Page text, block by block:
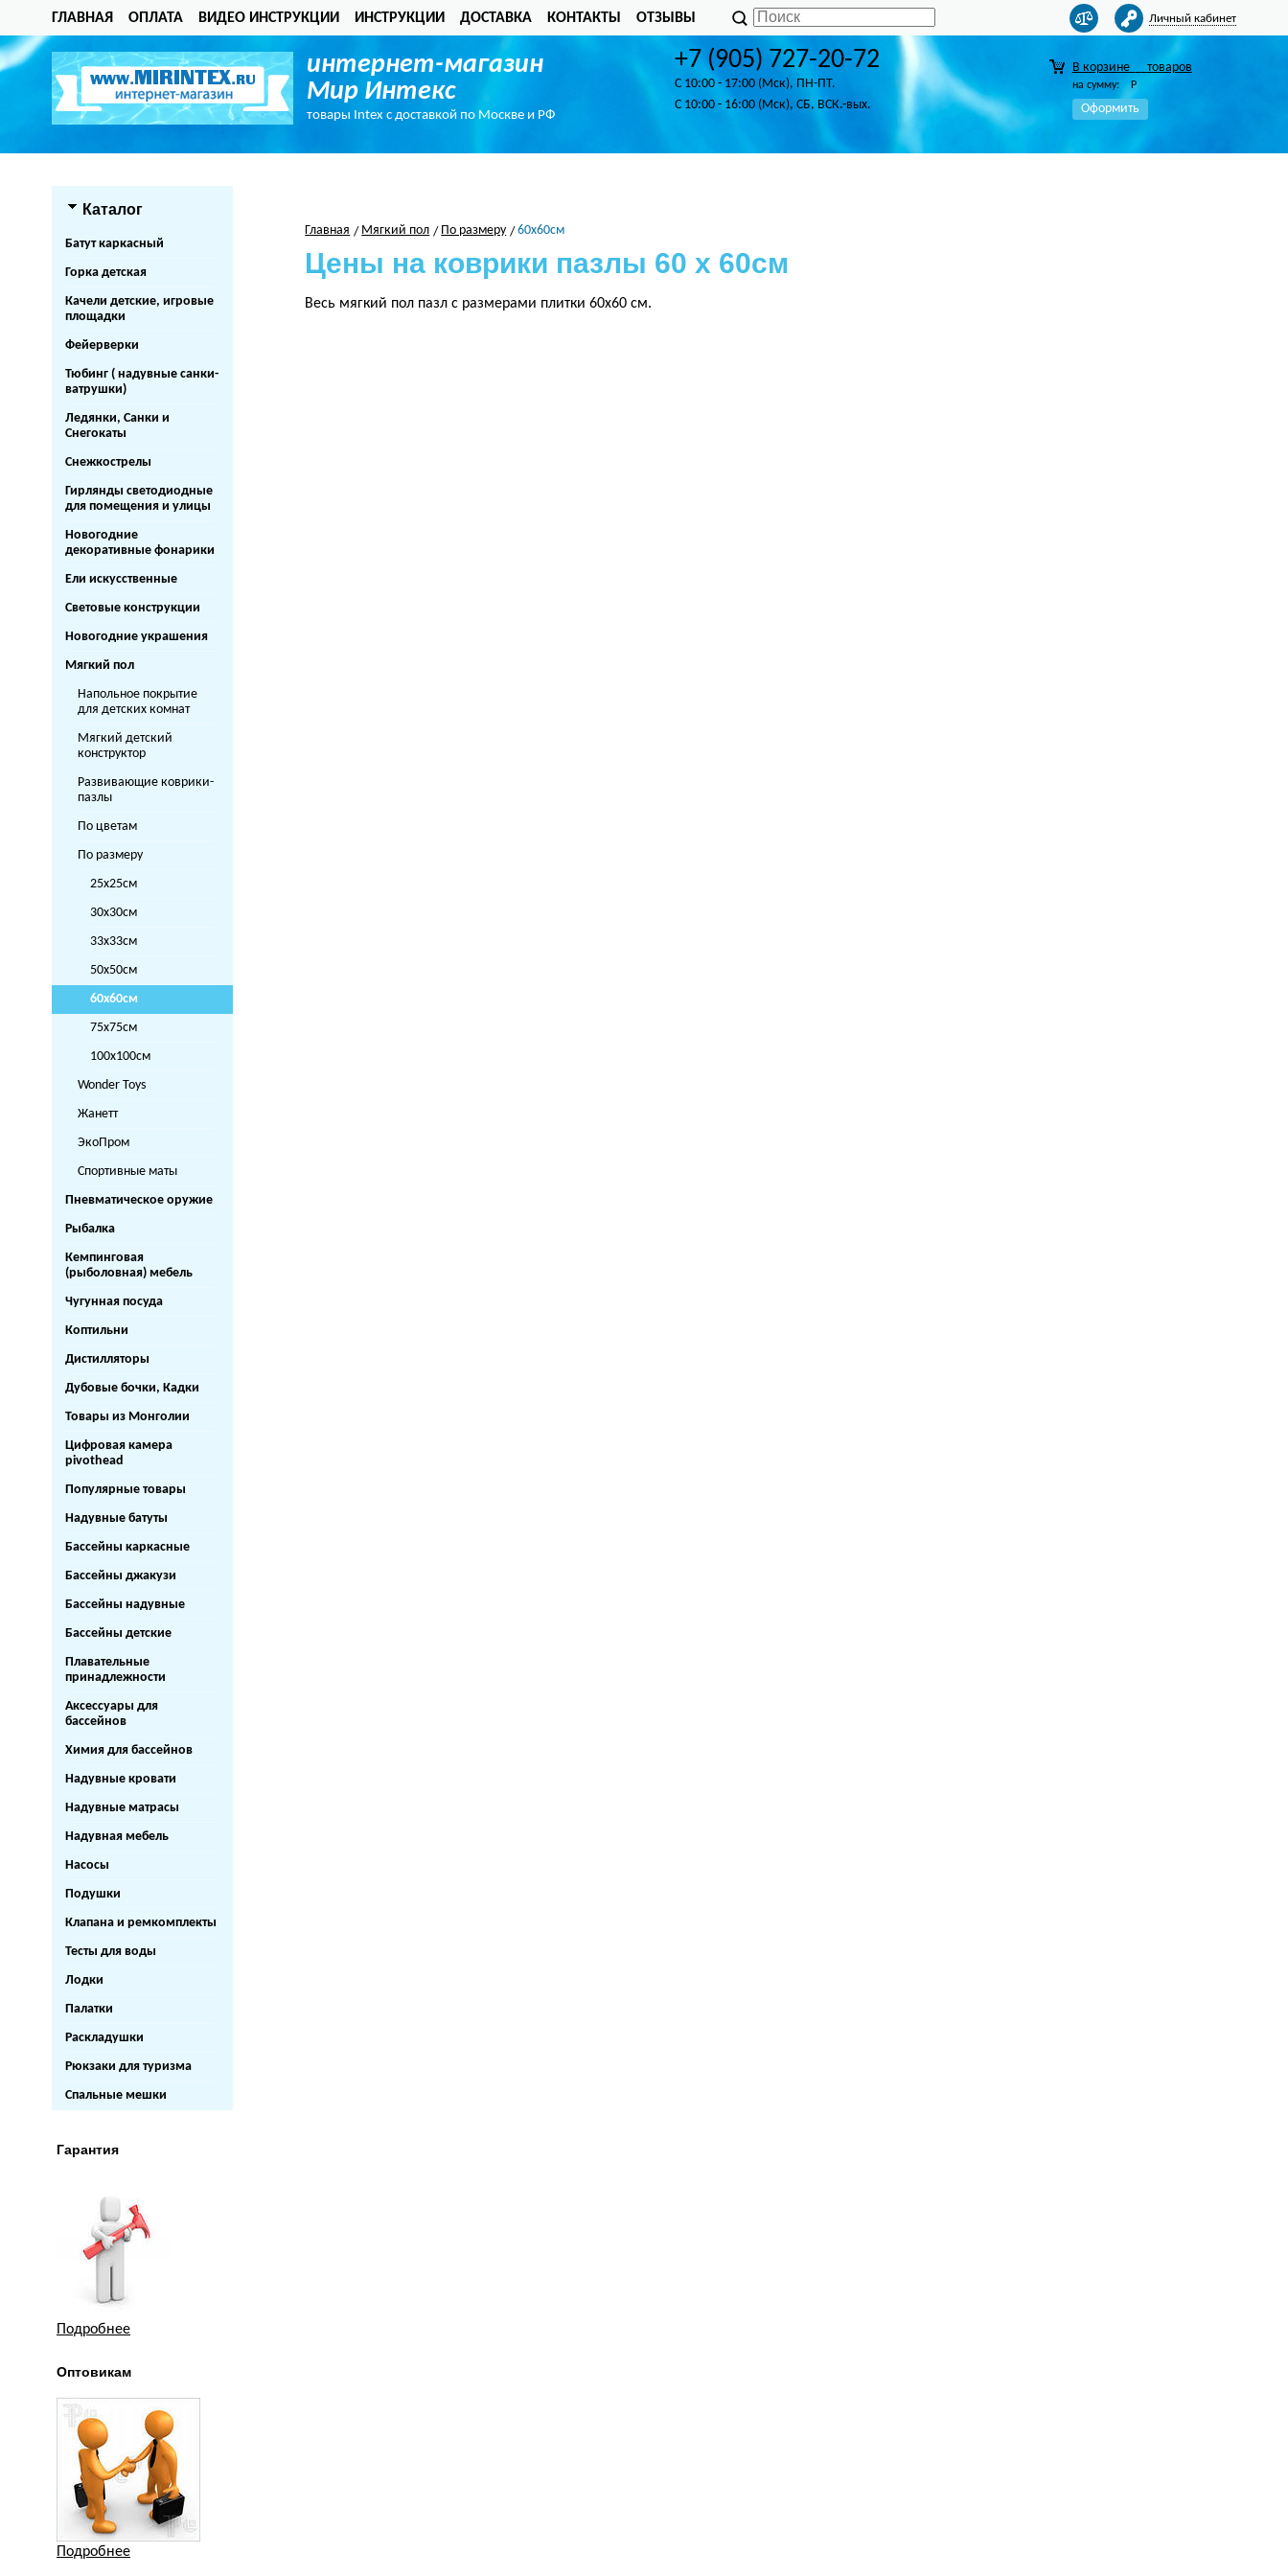
ГЛАВНАЯ ОПЛАТА ВИДЕО ИНСТРУКЦИИ ИНСТРУКЦИИ ДОСТАВКА КОНТАКТЫ ОТЗЫВЫ Личный кабинет
интернет-магазин
Мир Интекс
товары Intex с доставкой по Москве и РФ
+7 (905) 727-20-72
C 10:00 - 17:00 (Мск), ПН-ПТ.
C 10:00 - 16:00 (Мск), СБ, ВСК.-вых.
В корзине товаров
на сумму: Р
Оформить
Каталог
Батут каркасный
Горка детская
Качели детские, игровые
площадки
Фейерверки
Тюбинг ( надувные санки-
ватрушки)
Ледянки, Санки и
Снегокаты
Снежкострелы
Гирлянды светодиодные
для помещения и улицы
Новогодние
декоративные фонарики
Ели искусственные
Световые конструкции
Новогодние украшения
Мягкий пол
Напольное покрытие
для детских комнат
Мягкий детский
конструктор
Развивающие коврики-
пазлы
По цветам
По размеру
25x25см
30x30см
33x33см
50x50см
60x60см
75x75см
100x100см
Wonder Toys
Жанетт
ЭкоПром
Спортивные маты
Пневматическое оружие
Рыбалка
Кемпинговая
(рыболовная) мебель
Чугунная посуда
Коптильни
Дистилляторы
Дубовые бочки, Кадки
Товары из Монголии
Цифровая камера
pivothead
Популярные товары
Надувные батуты
Бассейны каркасные
Бассейны джакузи
Бассейны надувные
Бассейны детские
Плавательные
принадлежности
Аксессуары для
бассейнов
Химия для бассейнов
Надувные кровати
Надувные матрасы
Надувная мебель
Насосы
Подушки
Клапана и ремкомплекты
Тесты для воды
Лодки
Палатки
Раскладушки
Рюкзаки для туризма
Спальные мешки
Гарантия
Подробнее
Оптовикам
Подробнее
Главная Мягкий пол По размеру 60x60см
Цены на коврики пазлы 60 x 60см
Весь мягкий пол пазл с размерами плитки 60x60 см.